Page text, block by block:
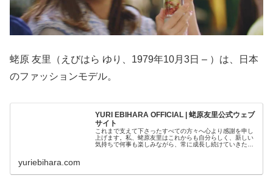
蛯原 友里（えびはら ゆり、1979年10月3日 – ）は、日本
のファッションモデル。
YURI EBIHARA OFFICIAL | 蛯原友里公式ウェブ
サイト
これまで支えて下さったすべての方々へ心より感謝を申し
上げます。私、蛯原友里はこれからも自分らしく、新しい
気持ちで何事も楽しみながら、常に成長し続けていきたい
yuriebihara.com